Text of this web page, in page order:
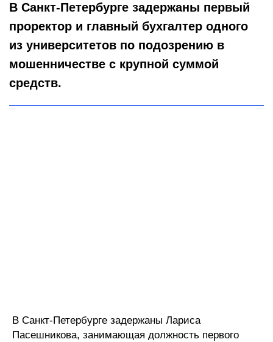
В Санкт-Петербурге задержаны первый
проректор и главный бухгалтер одного
из университетов по подозрению в
мошенничестве с крупной суммой
средств.
В Санкт-Петербурге задержаны Лариса
Пасешникова, занимающая должность первого